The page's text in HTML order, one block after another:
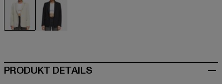
PRODUKT DETAILS